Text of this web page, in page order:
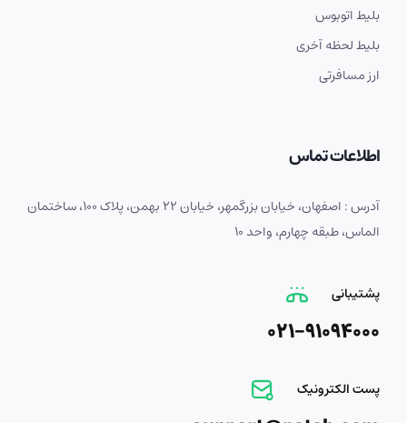
بلیط اتوبوس
بلیط لحظه آخری
ارز مسافرتی
اطلاعات تماس
آدرس : اصفهان، خیابان بزرگمهر، خیابان 22 بهمن، پلاک 100، ساختمان
الماس، طبقه چهارم، واحد 10
پشتیبانی
021-91094000
پست الکترونیک